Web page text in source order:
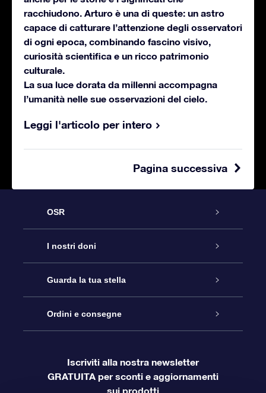
racchiudono. Arturo è una di queste: un astro
capace di catturare l’attenzione degli osservatori
di ogni epoca, combinando fascino visivo,
curiosità scientifica e un ricco patrimonio
culturale.
La sua luce dorata da millenni accompagna
l’umanità nelle sue osservazioni del cielo.
Leggi l'articolo per intero
Pagina successiva
OSR
Assistenza
Contattaci
Blog
OSR Recensioni
I nostri doni
Online Star Gift
Pacchetto regalo OSR
Gift Card OSR
Guarda la tua stella
Registro stellare
Star Page personalizzata
Ordini e consegne
Informazioni di Pagamento
Iscriviti alla nostra newsletter
GRATUITA per sconti e aggiornamenti
sui prodotti